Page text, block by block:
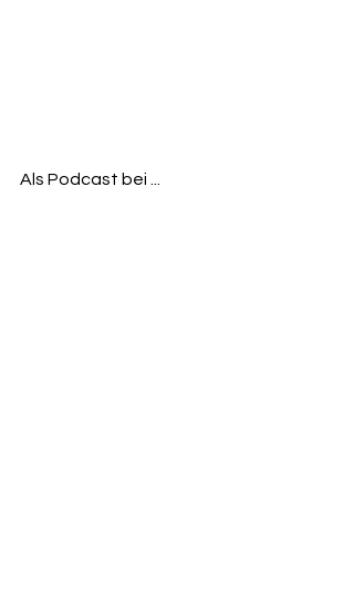
Als Podcast bei ...